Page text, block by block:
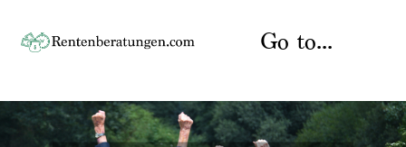
content
Go to...
Startseite